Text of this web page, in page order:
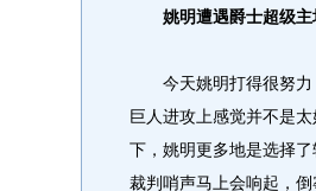
姚明遭遇爵士超级主
今天姚明打得很努力
巨人进攻上感觉并不是
下，姚明更多地是选择
裁判哨声马上会响起，